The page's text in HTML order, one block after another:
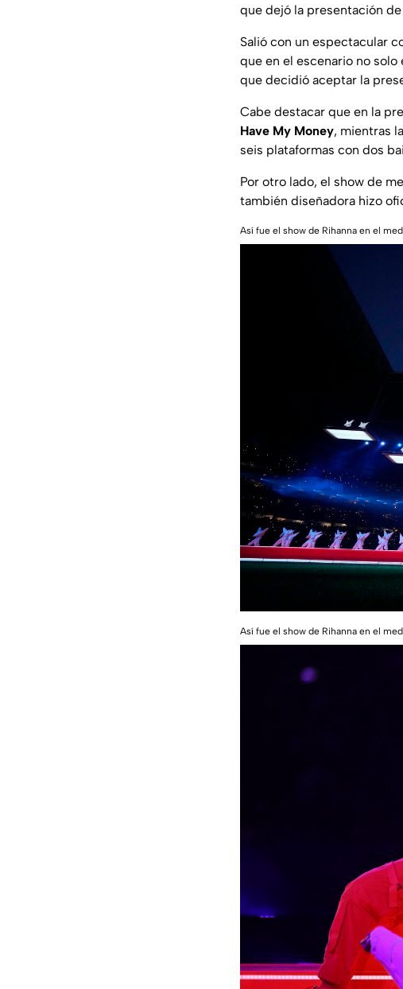
que dejó la presentación
Salió con un espectacular
que en el escenario no solo
que decidió aceptar la
Cabe destacar que en la
Have My Money, mientras
seis plataformas con dos
Por otro lado, el show de
también diseñadora hizo
Así fue el show de Rihanna en el
Así fue el show de Rihanna en el